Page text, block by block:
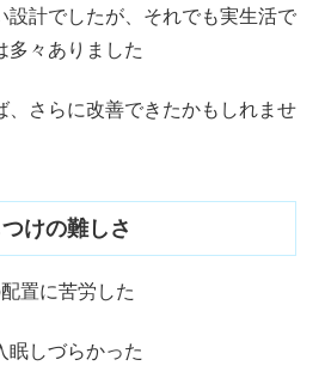
設計でしたが、それでも実生活で
多々ありました
、さらに改善できたかもしれませ
けの難しさ
置に苦労した
眠しづらかった